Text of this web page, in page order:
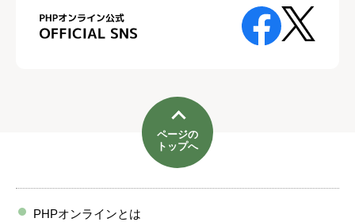
ページの
トップへ
PHPオンラインとは